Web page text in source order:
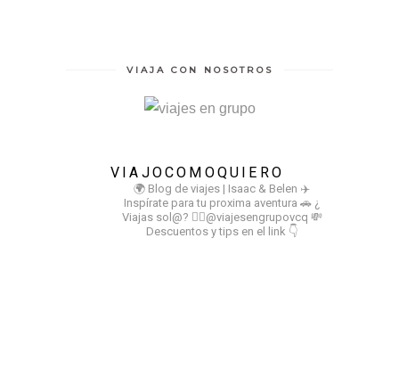
VIAJA CON NOSOTROS
VIAJOCOMOQUIERO
🌍 Blog de viajes | Isaac & Belen ✈️
Inspírate para tu proxima aventura 🚗 ¿
Viajas sol@? 👉🏻@viajesengrupovcq 💸
Descuentos y tips en el link 👇